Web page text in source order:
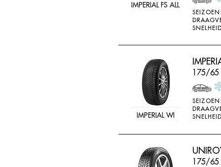
IMPERIAL FS ALL
IMPERIAL WI
175/65
175/65